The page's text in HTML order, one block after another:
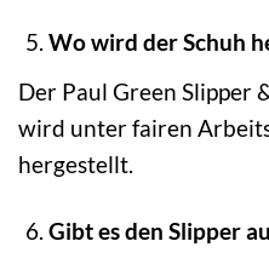
Wo wird der Schuh
Der Paul Green Slipper
wird unter fairen
hergestellt.
Gibt es den Slipper